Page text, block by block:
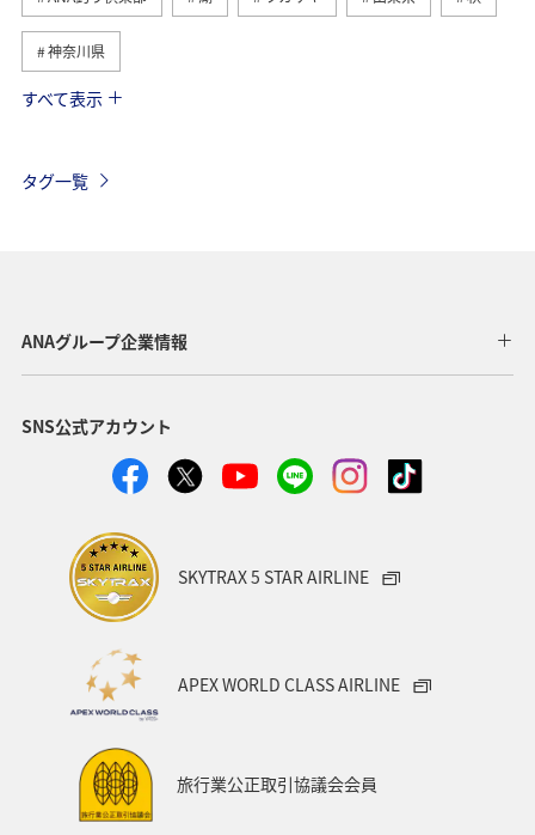
神奈川県
春 福井県
すべて表示
タグ一覧
ANAグループ企業情報
SNS公式アカウント
SKYTRAX 5 STAR AIRLINE
APEX WORLD CLASS AIRLINE
旅行業公正取引協議会会員